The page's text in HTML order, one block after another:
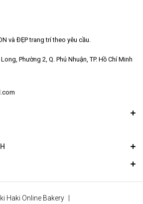
và ĐẸP trang trí theo yêu cầu.
Phường 2, Q. Phú Nhuận, TP. Hồ Chí Minh
Haki Online Bakery